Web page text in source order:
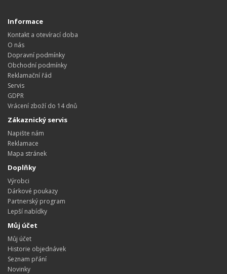
Informace
Kontakt a otevírací doba
O nás
Dopravní podmínky
Obchodní podmínky
Reklamační řád
Servis
GDPR
Vrácení zboží do 14 dnů
Zákaznický servis
Napište nám
Reklamace
Mapa stránek
Doplňky
Výrobci
Dárkové poukazy
Partnerský program
Lepší nabídky
Můj účet
Můj účet
Historie objednávek
Seznam přání
Novinky